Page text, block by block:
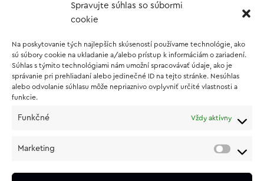
Spravujte súhlas so súbormi
cookie
Na poskytovanie tých najlepších skúseností používame technológie, ako
sú súbory cookie na ukladanie a/alebo prístup k informáciám o zariadení.
Súhlas s týmito technológiami nám umožní spracovávať údaje, ako je
správanie pri prehliadaní alebo jedinečné ID na tejto stránke. Nesúhlas
alebo odvolanie súhlasu môže nepriaznivo ovplyvniť určité vlastnosti a
funkcie.
Funkčné Vždy aktívny
Marketing
Vernostný program
O NÁKUPE
Vrátenie a reklamácia tovaru